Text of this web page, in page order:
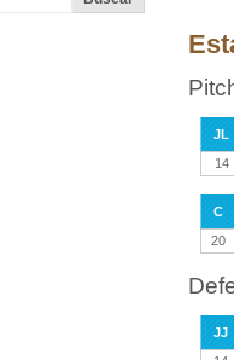
JL
14
C
20
JJ